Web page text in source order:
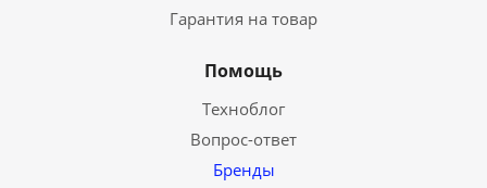
Гарантия на товар
Помощь
Техноблог
Вопрос-ответ
Бренды